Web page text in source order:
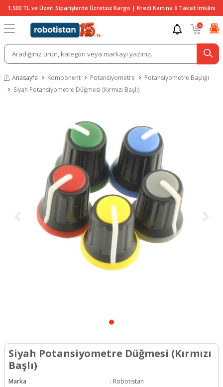
1.500 TL ve Üzeri Siparişlerde Ücretsiz Kargo | Kredi Kartına 6 Taksit İmkânı
0
Anasayfa Komponent Potansiyometre
Potansiyometre Başlığı
Siyah Potansiyometre Düğmesi (Kırmızı Başlı)
Siyah Potansiyometre Düğmesi (Kırmızı
Başlı)
Marka : Robotistan